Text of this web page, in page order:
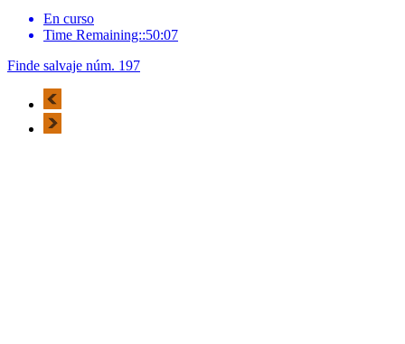
En curso
Time Remaining::50:07
Finde salvaje núm. 197